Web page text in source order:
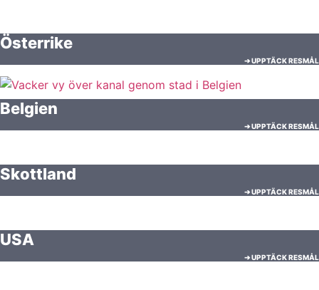
Österrike
➔ UPPTÄCK RESMÅL
Belgien
➔ UPPTÄCK RESMÅL
Skottland
➔ UPPTÄCK RESMÅL
USA
➔ UPPTÄCK RESMÅL